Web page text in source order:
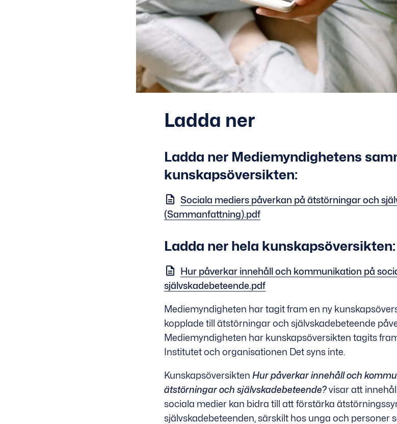
Ladda ner
Ladda ner Mediemyndighetens
kunskapsöversikten:
Sociala mediers påverkan på ätstörningar och
(Sammanfattning).pdf
Ladda ner hela kunskapsöversikten:
Hur påverkar innehåll och kommunikation på
självskadebeteende.pdf
Mediemyndigheten har tagit fram en ny
kopplade till ätstörningar och självskadebeteende
Mediemyndigheten har kunskapsöversikten tagits
Institutet och organisationen Det syns inte.
Kunskapsöversikten Hur påverkar innehåll och
ätstörningar och självskadebeteende?visar att
sociala medier kan bidra till att förstärka
självskadebeteenden, särskilt hos unga och personer